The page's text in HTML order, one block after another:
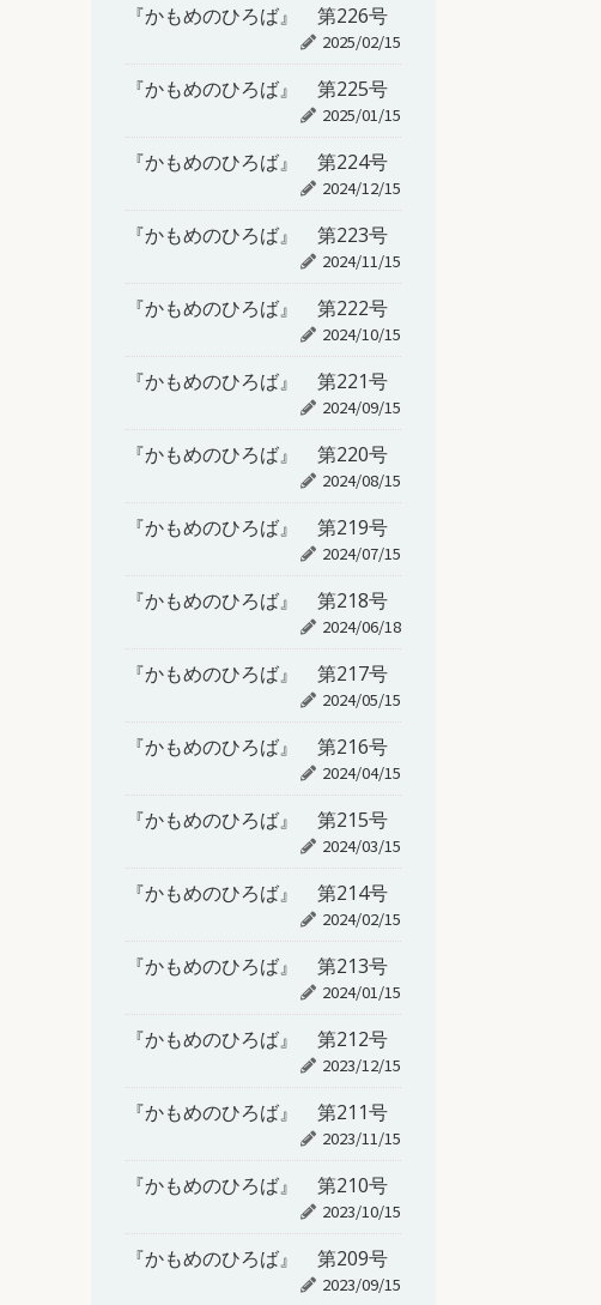
『かもめのひろば』 第226号
2025/02/15
『かもめのひろば』 第225号
2025/01/15
『かもめのひろば』 第224号
2024/12/15
『かもめのひろば』 第223号
2024/11/15
『かもめのひろば』 第222号
2024/10/15
『かもめのひろば』 第221号
2024/09/15
『かもめのひろば』 第220号
2024/08/15
『かもめのひろば』 第219号
2024/07/15
『かもめのひろば』 第218号
2024/06/18
『かもめのひろば』 第217号
2024/05/15
『かもめのひろば』 第216号
2024/04/15
『かもめのひろば』 第215号
2024/03/15
『かもめのひろば』 第214号
2024/02/15
『かもめのひろば』 第213号
2024/01/15
『かもめのひろば』 第212号
2023/12/15
『かもめのひろば』 第211号
2023/11/15
『かもめのひろば』 第210号
2023/10/15
『かもめのひろば』 第209号
2023/09/15